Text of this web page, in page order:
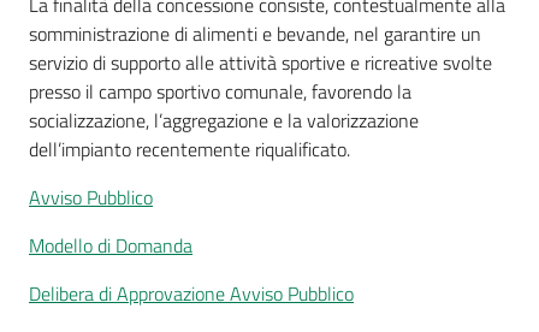
somministrazione di alimenti e bevande, nel garantire un
servizio di supporto alle attività sportive e ricreative svolte
presso il campo sportivo comunale, favorendo la
socializzazione, l’aggregazione e la valorizzazione
dell’impianto recentemente riqualificato.
Avviso Pubblico
Modello di Domanda
Delibera di Approvazione Avviso Pubblico